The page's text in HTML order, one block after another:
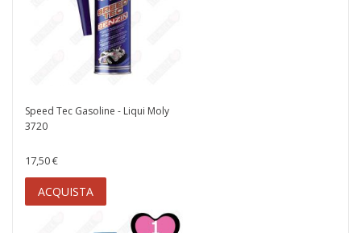
Speed Tec Gasoline - Liqui Moly
3720
17,50 €
ACQUISTA